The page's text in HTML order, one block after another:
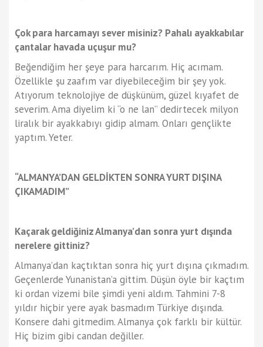
Çok para harcamayı sever misiniz? Pahalı ayakkabılar
çantalar havada uçuşur mu?
Beğendiğim her şeye para harcarım. Hiç acımam.
Özellikle şu zaafım var diyebileceğim bir şey yok.
Atıyorum teknolojiye de düşkünüm, güzel kıyafet de
severim. Ama diyelim ki “o ne lan” dedirtecek milyon
liralık bir ayakkabıyı gidip almam. Onları gençlikte
yaptım. Yeter.
“ALMANYA’DAN GELDİKTEN SONRA YURT DIŞINA
ÇIKAMADIM”
Kaçarak geldiğiniz Almanya’dan sonra yurt dışında
nerelere gittiniz?
Almanya’dan kaçtıktan sonra hiç yurt dışına çıkmadım.
Geçenlerde Yunanistan’a gittim. Düşün öyle bir kaçtım
ki ordan vizemi bile şimdi yeni aldım. Tahmini 7-8
yıldır hiçbir yere ayak basmadım Türkiye dışında.
Konsere dahi gitmedim. Almanya çok farklı bir kültür.
Hiç bizim gibi candan değiller.